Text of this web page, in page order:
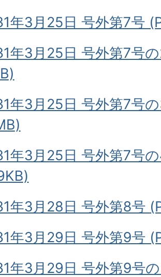
年3月25日 号外第7号
年3月25日 号外第7号
年3月25日 号外第7号
年3月25日 号外第7号
年3月28日 号外第8号
年3月29日 号外第9号
年3月29日 号外第9号